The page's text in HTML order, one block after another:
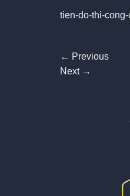
tien-do-thi-
← Previous
Next →